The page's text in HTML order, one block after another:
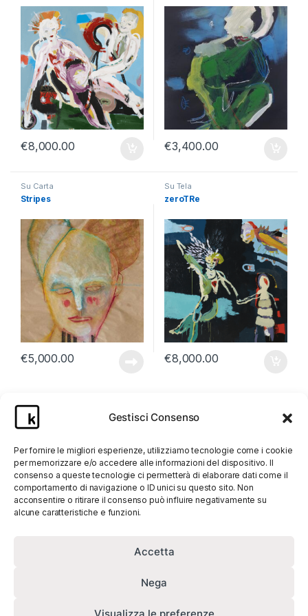
Gestisci Consenso
Per fornire le migliori esperienze, utilizziamo tecnologie come i cookie
per memorizzare e/o accedere alle informazioni del dispositivo. Il
consenso a queste tecnologie ci permetterà di elaborare dati come il
comportamento di navigazione o ID unici su questo sito. Non
acconsentire o ritirare il consenso può influire negativamente su
alcune caratteristiche e funzioni.
Accetta
Nega
Visualizza le preferenze
€8,000.00 €3,400.00
Su Carta
Stripes
€5,000.00
Su Tela
zeroTRe
€8,000.00